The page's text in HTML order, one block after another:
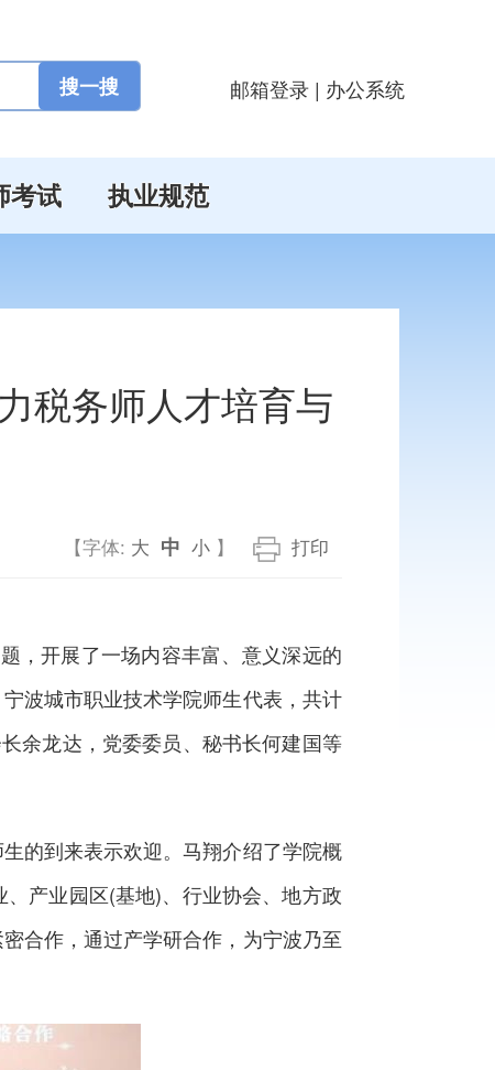
邮箱登录 | 办公系统
考试 执业规范
税务师人才培育与
【字体: 大 中 小 】 打印
，开展了一场内容丰富、意义深远的
波城市职业技术学院师生代表，共计
余龙达，党委委员、秘书长何建国等
的到来表示欢迎。马翔介绍了学院概
产业园区(基地)、行业协会、地方政
合作，通过产学研合作，为宁波乃至